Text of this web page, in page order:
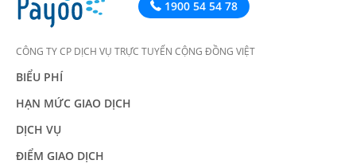
1900 54 54 78
CÔNG TY CP DỊCH VỤ TRỰC TUYẾN CỘNG ĐỒNG VIỆT
BIỂU PHÍ
HẠN MỨC GIAO DỊCH
DỊCH VỤ
ĐIỂM GIAO DỊCH